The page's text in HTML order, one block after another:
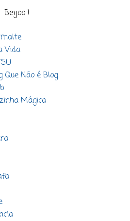
Beijoo !
Vida
Que Não é Blog
Mágica